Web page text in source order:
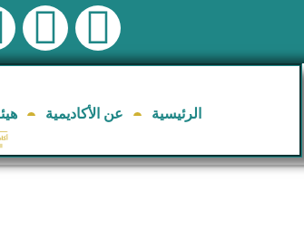
الرئيسية عن الأكاديمية